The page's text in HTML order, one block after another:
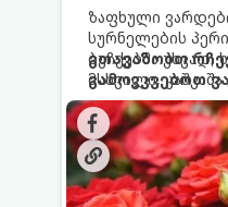
ზაფხული
სურნელების
ბუჩქებმა
მსხვილი,
რეგულარული და
სჭირდებათ.
გამოიყენება ამ
გთავაზობთ
გამოვკვებოთ
საუკეთესო